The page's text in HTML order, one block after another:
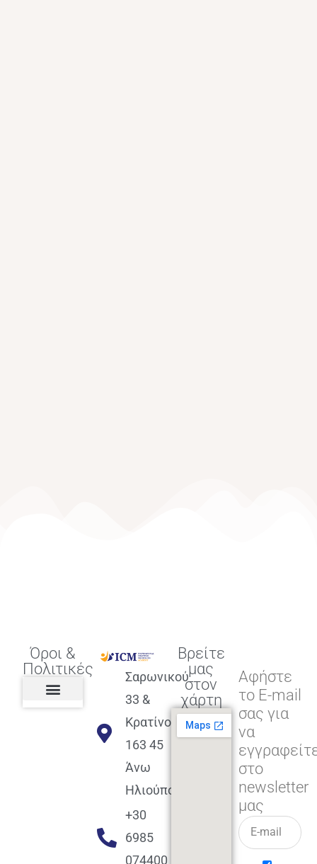
Όροι &
Πολιτικές
Σαρωνικού
33 &
Κρατίνου
163 45
Άνω
Ηλιούπολη
+30
6985
074400
Βρείτε
μας
στον
χάρτη
Αφήστε
το E-mail
σας για
να
στο
newsletter
μας